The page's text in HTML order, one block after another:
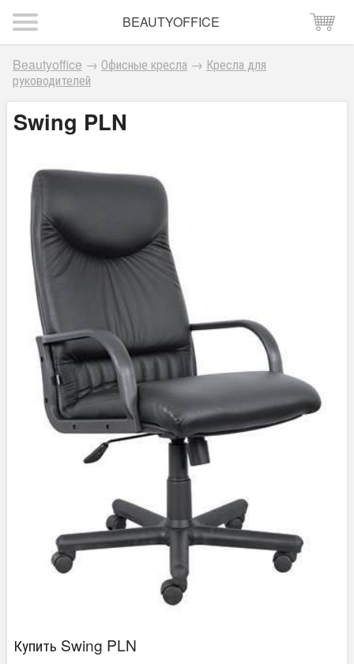
BEAUTYOFFICE
Beautyoffice → Офисные кресла → Кресла для
руководителей
Swing PLN
Купить Swing PLN